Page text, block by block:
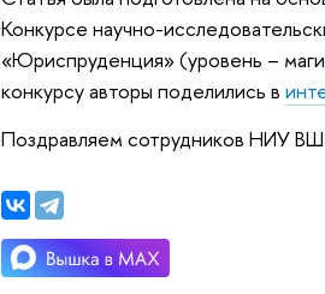
Конкурсе научно-
«Юриспруденция» (уровень –
конкурсу авторы поделились в
Поздравляем сотрудников НИУ